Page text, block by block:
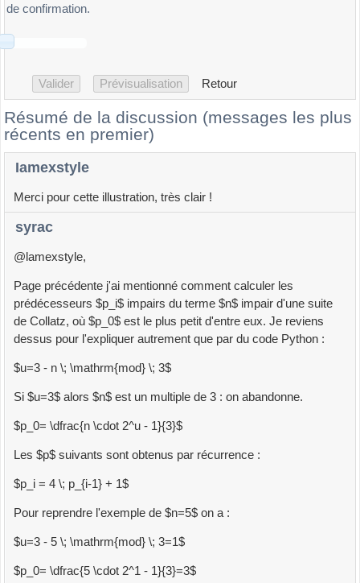
de confirmation.
Retour
Résumé de la discussion (messages les plus
récents en premier)
Iamexstyle
Merci pour cette illustration, très clair !
syrac
@lamexstyle,
Page précédente j'ai mentionné comment calculer les
prédécesseurs $p_i$ impairs du terme $n$ impair d'une suite
de Collatz, où $p_0$ est le plus petit d'entre eux. Je reviens
dessus pour l'expliquer autrement que par du code Python :
$u=3 - n \; \mathrm{mod} \; 3$
Si $u=3$ alors $n$ est un multiple de 3 : on abandonne.
$p_0= \dfrac{n \cdot 2^u - 1}{3}$
Les $p$ suivants sont obtenus par récurrence :
$p_i = 4 \; p_{i-1} + 1$
Pour reprendre l'exemple de $n=5$ on a :
$u=3 - 5 \; \mathrm{mod} \; 3=1$
$p_0= \dfrac{5 \cdot 2^1 - 1}{3}=3$